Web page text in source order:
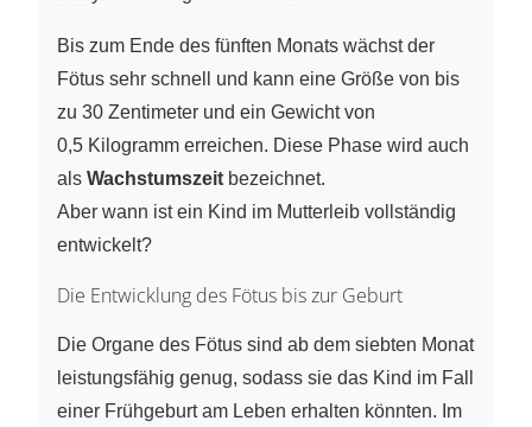
Bis zum Ende des fünften Monats wächst der
Fötus sehr schnell und kann eine Größe von bis
zu 30 Zentimeter und ein Gewicht von
0,5 Kilogramm erreichen. Diese Phase wird auch
als Wachstumszeit bezeichnet.
Aber wann ist ein Kind im Mutterleib vollständig
entwickelt?
Die Entwicklung des Fötus bis zur Geburt
Die Organe des Fötus sind ab dem siebten Monat
leistungsfähig genug, sodass sie das Kind im Fall
einer Frühgeburt am Leben erhalten könnten. Im